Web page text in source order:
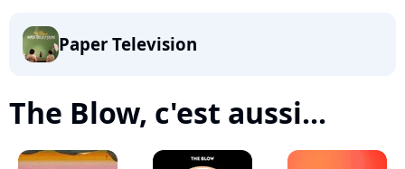
Paper Television
The Blow, c'est aussi...